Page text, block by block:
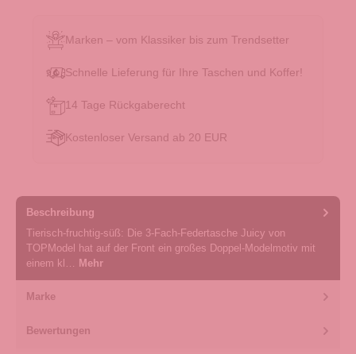
Marken – vom Klassiker bis zum Trendsetter
Schnelle Lieferung für Ihre Taschen und Koffer!
14 Tage Rückgaberecht
Kostenloser Versand ab 20 EUR
Beschreibung
Tierisch-fruchtig-süß: Die 3-Fach-Federtasche Juicy von
TOPModel hat auf der Front ein großes Doppel-Modelmotiv mit
einem kl… Mehr
Marke
Bewertungen